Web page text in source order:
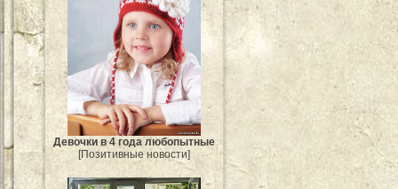
Девочки в 4 года любопытные
[Позитивные новости]